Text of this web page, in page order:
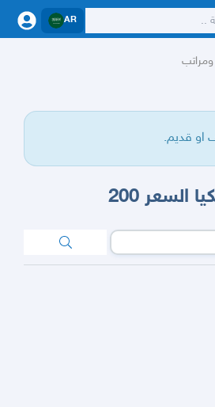
AR
او قديم.
السعر 200